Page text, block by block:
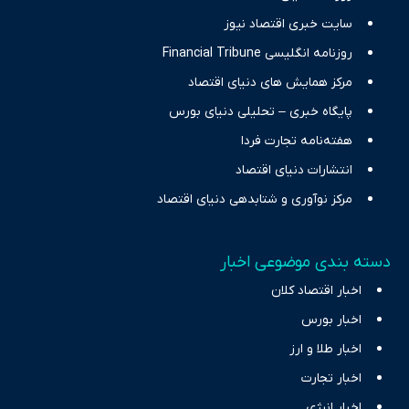
سایت خبری اقتصاد نیوز
روزنامه انگلیسی Financial Tribune
مرکز همایش های دنیای اقتصاد
پایگاه خبری – تحلیلی دنیای بورس
هفته‌نامه تجارت فردا
انتشارات دنیای اقتصاد
مرکز نوآوری و شتابدهی دنیای اقتصاد
دسته بندی موضوعی اخبار
اخبار اقتصاد کلان
اخبار بورس
اخبار طلا و ارز
اخبار تجارت